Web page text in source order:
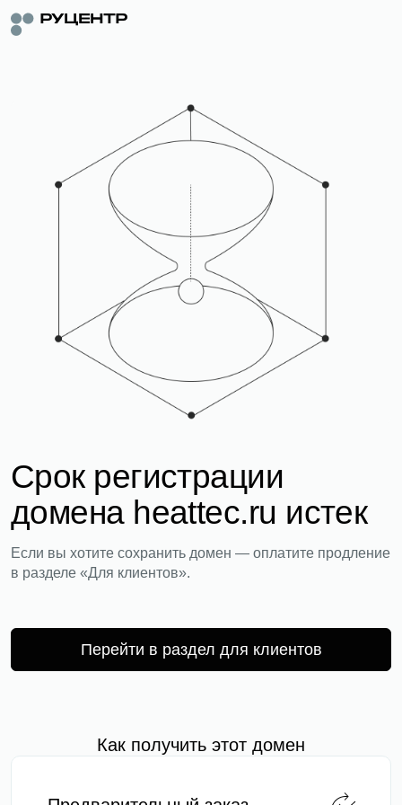
Срок регистрации
домена heattec.ru истек
Если вы хотите сохранить домен — оплатите продление
в разделе «Для клиентов».
Перейти в раздел для клиентов
Как получить этот домен